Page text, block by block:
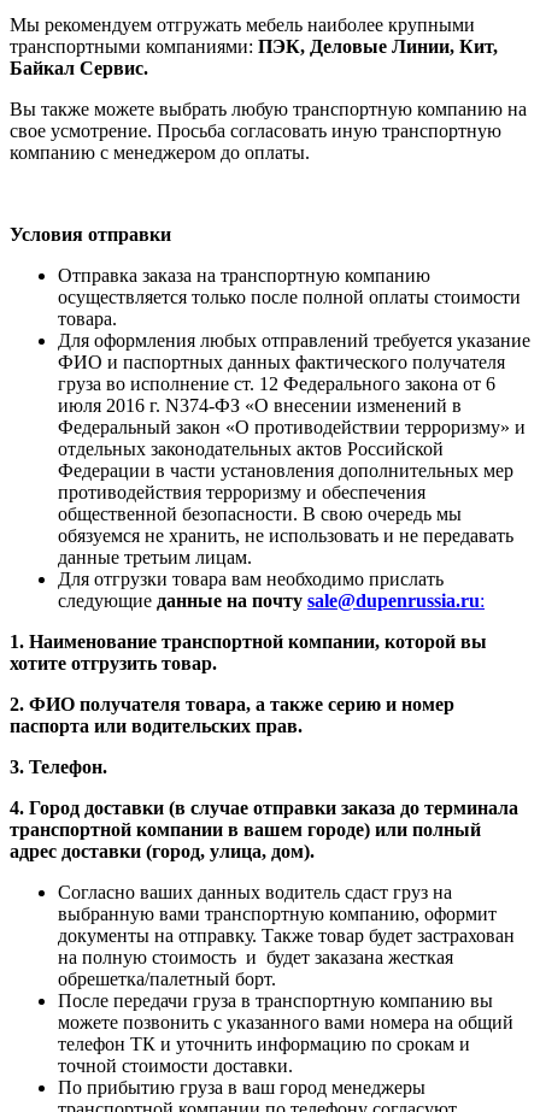
Мы рекомендуем отгружать мебель наиболее крупными
транспортными компаниями: ПЭК, Деловые Линии, Кит,
Байкал Сервис.
Вы также можете выбрать любую транспортную компанию на
свое усмотрение. Просьба согласовать иную транспортную
компанию с менеджером до оплаты.
Условия отправки
Отправка заказа на транспортную компанию
осуществляется только после полной оплаты стоимости
товара.
Для оформления любых отправлений требуется указание
ФИО и паспортных данных фактического получателя
груза во исполнение ст. 12 Федерального закона от 6
июля 2016 г. N374-ФЗ «О внесении изменений в
Федеральный закон «О противодействии терроризму» и
отдельных законодательных актов Российской
Федерации в части установления дополнительных мер
противодействия терроризму и обеспечения
общественной безопасности. В свою очередь мы
обязуемся не хранить, не использовать и не передавать
данные третьим лицам.
Для отгрузки товара вам необходимо прислать
следующие данные на почту sale@dupenrussia.ru:
1. Наименование транспортной компании, которой вы
хотите отгрузить товар.
2. ФИО получателя товара, а также серию и номер
паспорта или водительских прав.
3. Телефон.
4. Город доставки (в случае отправки заказа до терминала
транспортной компании в вашем городе) или полный
адрес доставки (город, улица, дом).
Согласно ваших данных водитель сдаст груз на
выбранную вами транспортную компанию, оформит
документы на отправку. Также товар будет застрахован
на полную стоимость и будет заказана жесткая
обрешетка/палетный борт.
После передачи груза в транспортную компанию вы
можете позвонить с указанного вами номера на общий
телефон ТК и уточнить информацию по срокам и
точной стоимости доставки.
По прибытию груза в ваш город менеджеры